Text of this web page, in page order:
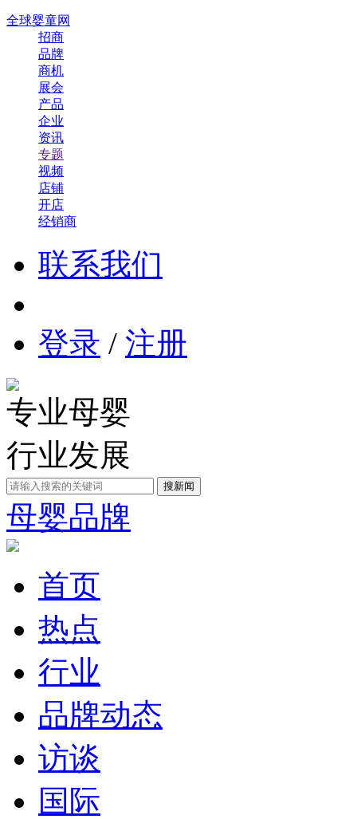
全球婴童网
招商
品牌
商机
展会
产品
企业
资讯
专题
视频
店铺
开店
经销商
联系我们
登录 / 注册
专业母婴
行业发展
母婴品牌
首页
热点
行业
品牌动态
访谈
国际